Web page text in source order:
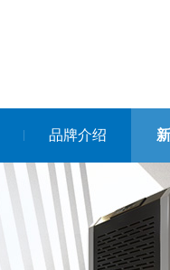
品牌介绍